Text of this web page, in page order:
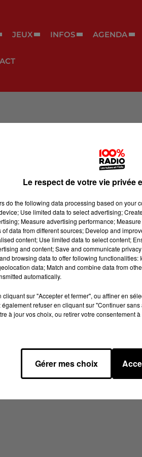
JEUX INFOS AGENDA
Le respect de votre vie privée
do the following data processing based on your
Use limited data to select advertising;
Measure advertising performance;
data from different sources; Develop and
content; Use limited data to select content;
and content; Save and communicate
browsing data to offer following
data; Match and combine data from
automatically.
cliquant sur "Accepter et fermer", ou affiner en
refuser en cliquant sur "Continuer
à jour vos choix, ou retirer votre consentement
Gérer mes choix